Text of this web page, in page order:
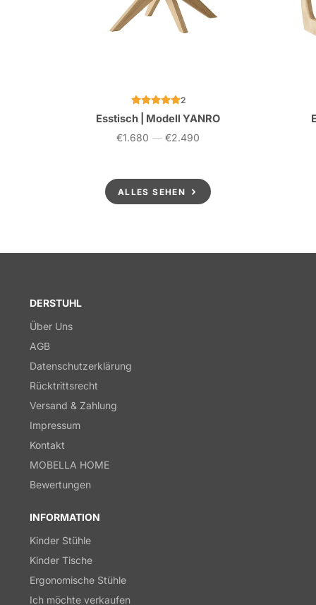
2
Esstisch | Modell YANRO
Preis
€1.680 — €2.490
ALLES SEHEN
DERSTUHL
Über Uns
AGB
Datenschutzerklärung
Rücktrittsrecht
Versand & Zahlung
Impressum
Kontakt
MOBELLA HOME
Bewertungen
INFORMATION
Kinder Stühle
Kinder Tische
Ergonomische Stühle
Ich möchte verkaufen